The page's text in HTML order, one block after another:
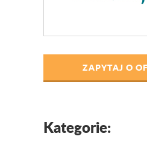
ZAPYTAJ O
Kategorie: